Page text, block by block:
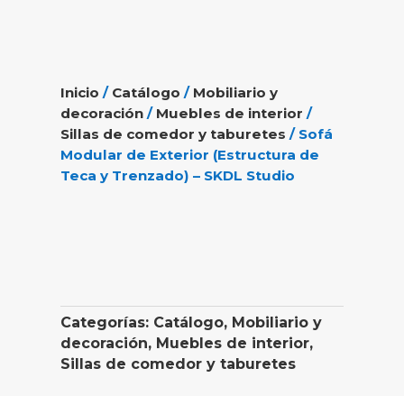
Inicio / Catálogo / Mobiliario y
decoración / Muebles de interior /
Sillas de comedor y taburetes / Sofá
Modular de Exterior (Estructura de
Teca y Trenzado) – SKDL Studio
Categorías: Catálogo, Mobiliario y
decoración, Muebles de interior,
Sillas de comedor y taburetes